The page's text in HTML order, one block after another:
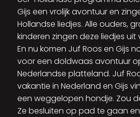
Gijs een vrolijk avontuur en
Hollandse liedjes. Alle ouders,
kinderen zingen deze liedjes uit
En nu komen Juf Roos en Gijs
voor een doldwaas avontuur
Nederlandse platteland. Juf
vakantie in Nederland en Gijs
een weggelopen hondje. Zou
Ze besluiten op pad te gaan